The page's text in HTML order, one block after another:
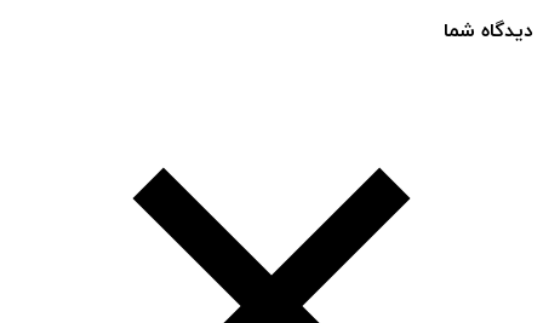
دیدگاه شما